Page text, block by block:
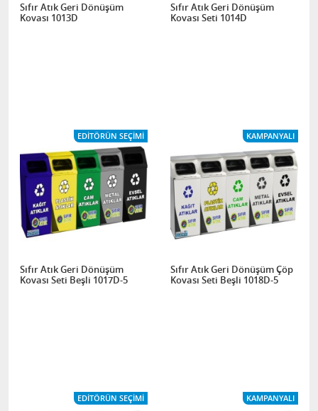
Sıfır Atık Geri Dönüşüm
Kovası 1013D
Sıfır Atık Geri Dönüşüm
Kovası Seti 1014D
EDITÖRÜN SEÇIMI
Sıfır Atık Geri Dönüşüm
Kovası Seti Beşli 1017D-5
KAMPANYALI
Sıfır Atık Geri Dönüşüm Çöp
Kovası Seti Beşli 1018D-5
EDITÖRÜN SEÇIMI KAMPANYALI